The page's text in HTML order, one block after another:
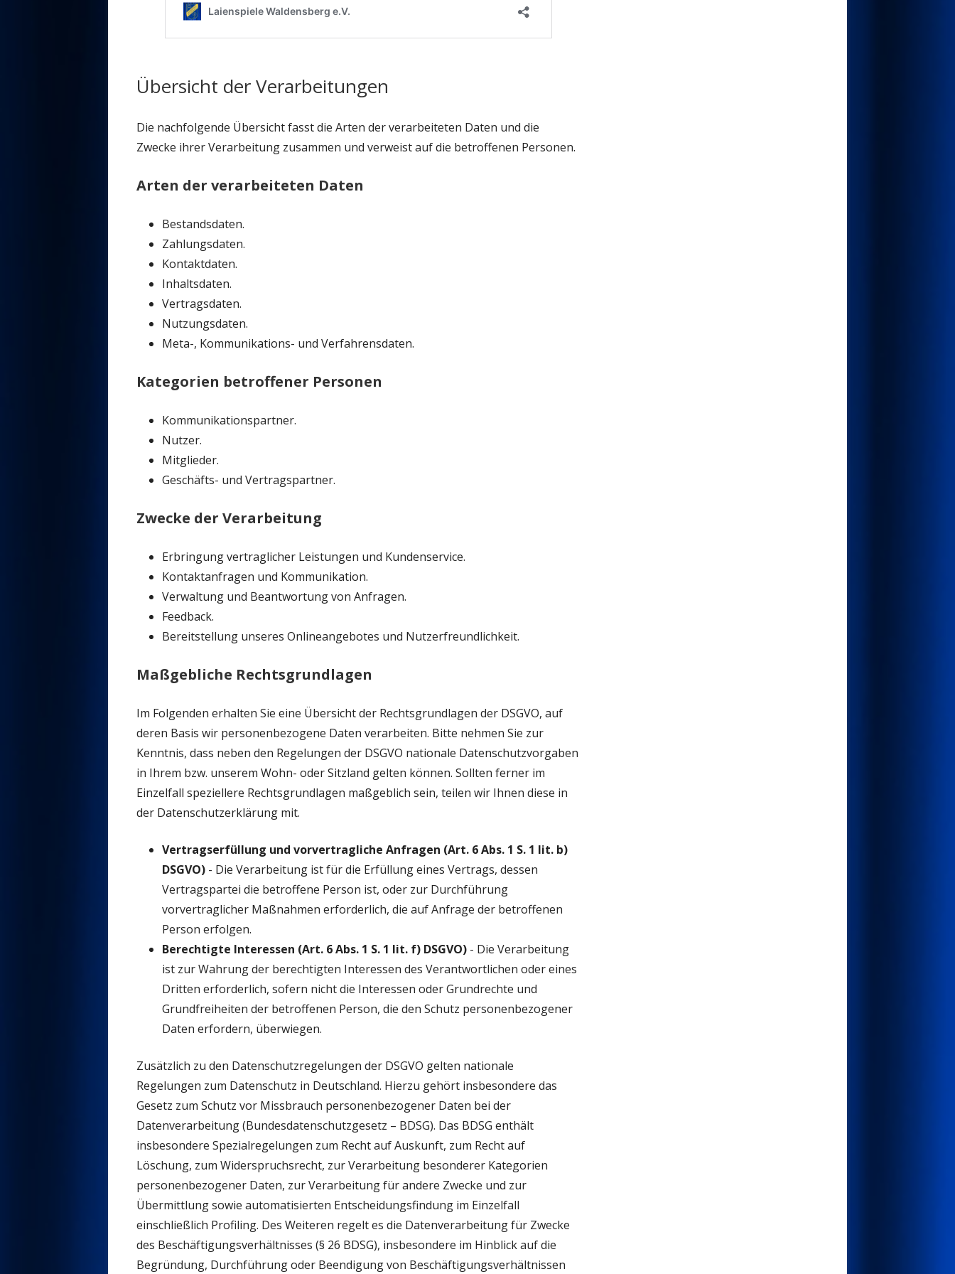
Übersicht der Verarbeitungen
Die nachfolgende Übersicht fasst die Arten der verarbeiteten Daten und die
Zwecke ihrer Verarbeitung zusammen und verweist auf die betroffenen Personen.
Arten der verarbeiteten Daten
Bestandsdaten.
Zahlungsdaten.
Kontaktdaten.
Inhaltsdaten.
Vertragsdaten.
Nutzungsdaten.
Meta-, Kommunikations- und Verfahrensdaten.
Kategorien betroffener Personen
Kommunikationspartner.
Nutzer.
Mitglieder.
Geschäfts- und Vertragspartner.
Zwecke der Verarbeitung
Erbringung vertraglicher Leistungen und Kundenservice.
Kontaktanfragen und Kommunikation.
Verwaltung und Beantwortung von Anfragen.
Feedback.
Bereitstellung unseres Onlineangebotes und Nutzerfreundlichkeit.
Maßgebliche Rechtsgrundlagen
Im Folgenden erhalten Sie eine Übersicht der Rechtsgrundlagen der DSGVO, auf
deren Basis wir personenbezogene Daten verarbeiten. Bitte nehmen Sie zur
Kenntnis, dass neben den Regelungen der DSGVO nationale Datenschutzvorgaben
in Ihrem bzw. unserem Wohn- oder Sitzland gelten können. Sollten ferner im
Einzelfall speziellere Rechtsgrundlagen maßgeblich sein, teilen wir Ihnen diese in
der Datenschutzerklärung mit.
Vertragserfüllung und vorvertragliche Anfragen (Art. 6 Abs. 1 S. 1 lit. b)
DSGVO) - Die Verarbeitung ist für die Erfüllung eines Vertrags, dessen
Vertragspartei die betroffene Person ist, oder zur Durchführung
vorvertraglicher Maßnahmen erforderlich, die auf Anfrage der betroffenen
Person erfolgen.
Berechtigte Interessen (Art. 6 Abs. 1 S. 1 lit. f) DSGVO) - Die Verarbeitung
ist zur Wahrung der berechtigten Interessen des Verantwortlichen oder eines
Dritten erforderlich, sofern nicht die Interessen oder Grundrechte und
Grundfreiheiten der betroffenen Person, die den Schutz personenbezogener
Daten erfordern, überwiegen.
Zusätzlich zu den Datenschutzregelungen der DSGVO gelten nationale
Regelungen zum Datenschutz in Deutschland. Hierzu gehört insbesondere das
Gesetz zum Schutz vor Missbrauch personenbezogener Daten bei der
Datenverarbeitung (Bundesdatenschutzgesetz – BDSG). Das BDSG enthält
insbesondere Spezialregelungen zum Recht auf Auskunft, zum Recht auf
Löschung, zum Widerspruchsrecht, zur Verarbeitung besonderer Kategorien
personenbezogener Daten, zur Verarbeitung für andere Zwecke und zur
Übermittlung sowie automatisierten Entscheidungsfindung im Einzelfall
einschließlich Profiling. Des Weiteren regelt es die Datenverarbeitung für Zwecke
des Beschäftigungsverhältnisses (§ 26 BDSG), insbesondere im Hinblick auf die
Begründung, Durchführung oder Beendigung von Beschäftigungsverhältnissen